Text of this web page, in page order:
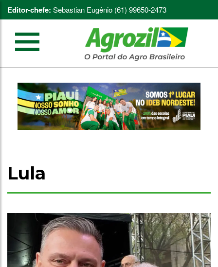
Editor-chefe: Sebastian Eugênio (61) 99650-2473
Lula